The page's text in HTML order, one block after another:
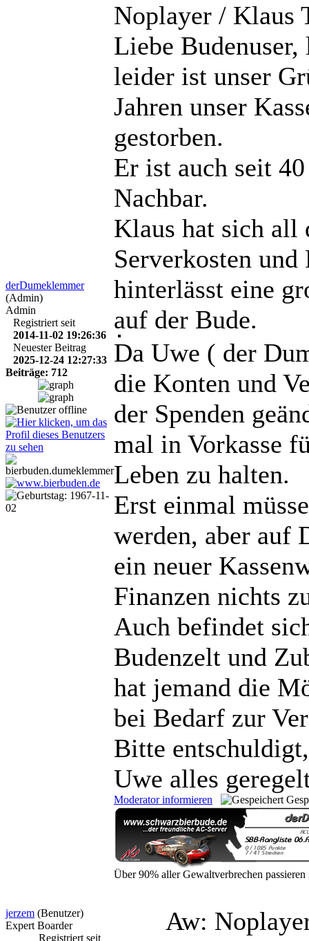
derDumeklemmer
(Admin)
Admin
Registriert seit
2014-11-02 19:26:36
Neuester Beitrag
2025-12-24 12:27:33
Beiträge: 712
Noplayer / Klaus
Liebe
leider ist unser
Jahren unser
gestorben.
Er ist auch seit
Nachbar.
Klaus hat sich all
Serverkosten
hinterlässt eine
auf der Bude.
Da Uwe ( der
die Konten und
der Spenden
mal in Vorkasse
Leben zu halten.
Erst einmal
werden, aber auf
ein neuer
Finanzen nichts
Auch befindet
Budenzelt und
hat jemand die
bei Bedarf zur
Bitte
Uwe alles
Moderator informieren
Über 90% aller Gewaltverbrechen
jerzem (Benutzer)
Expert Boarder
Registriert seit
Aw: